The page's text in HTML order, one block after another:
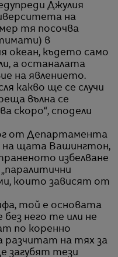
Джулия
на
тя посочва
в
океан, където само
а останалата
на явлението.
какво ще се случи
вълна се
скоро“, сподели
от Департамента
на щата Вашингтон,
избелване
които зависят от
той е основата
без него те или не
по коренно
разчитат на тях за
загубят тези